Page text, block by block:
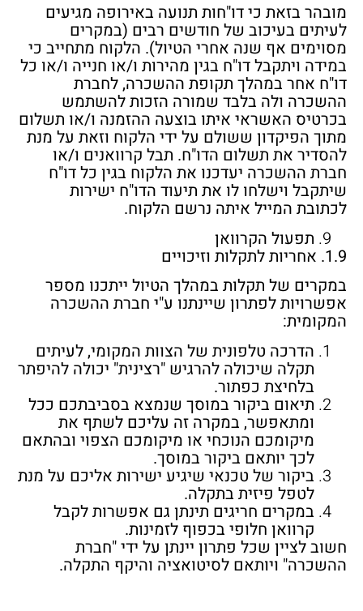
מובהר בזאת כי דו"חות תנועה באירופה מגיעים
לעיתים בעיכוב של חודשים רבים (במקרים
מסוימים אף שנה אחרי הטיול). הלקוח מתחייב כי
במידה ויתקבל דו"ח בגין מהירות ו/או חנייה ו/או כל
דו"ח אחר במהלך תקופת ההשכרה, לחברת
ההשכרה ולה בלבד שמורה הזכות להשתמש
בכרטיס האשראי איתו בוצעה ההזמנה ו/או תשלום
מתוך הפיקדון ששולם על ידי הלקוח וזאת על מנת
להסדיר את תשלום הדו"ח. תבל קרוואנים ו/או
חברת ההשכרה יעדכנו את הלקוח בגין כל דו"ח
שיתקבל וישלחו לו את תיעוד הדו"ח ישירות
לכתובת המייל איתה נרשם הלקוח.
תפעול הקרוואן
1.9. אחריות לתקלות וזיכויים
במקרים של תקלות במהלך הטיול ייתכנו מספר
אפשרויות לפתרון שיינתנו ע"י חברת ההשכרה
המקומית:
הדרכה טלפונית של הצוות המקומי, לעיתים
תקלה שיכולה להרגיש "רצינית" יכולה להיפתר
בלחיצת כפתור.
תיאום ביקור במוסך שנמצא בסביבתכם ככל
ומתאפשר, במקרה זה עליכם לשתף את
מיקומכם הנוכחי או מיקומכם הצפוי ובהתאם
לכך יותאם ביקור במוסך.
ביקור של טכנאי שיגיע ישירות אליכם על מנת
לטפל פיזית בתקלה.
במקרים חריגים תינתן גם אפשרות לקבל
קרוואן חלופי בכפוף לזמינות.
חשוב לציין שכל פתרון יינתן על ידי "חברת
ההשכרה" ויותאם לסיטואציה והיקף התקלה.